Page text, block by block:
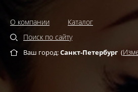
О компании
Каталог
Поиск по сайту
Ваш город:Санкт-Петербург (